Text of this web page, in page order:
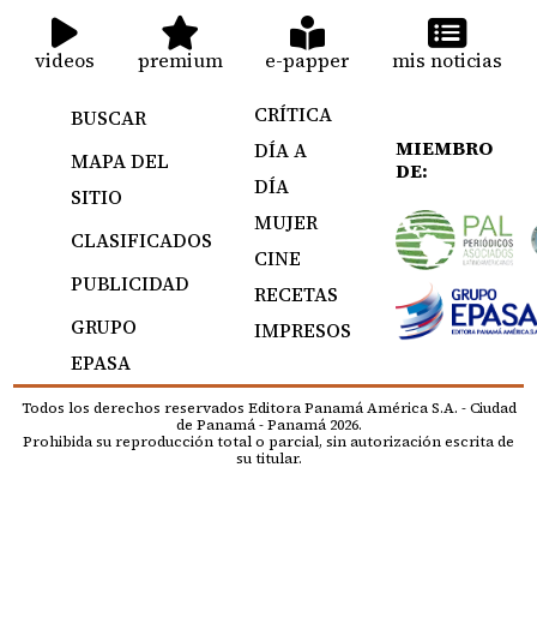
videos premium e-papper mis noticias
BUSCAR
MAPA DEL
SITIO
CLASIFICADOS
PUBLICIDAD
GRUPO
EPASA
CRÍTICA
DÍA A
DÍA
MUJER
CINE
RECETAS
IMPRESOS
MIEMBRO
DE:
Todos los derechos reservados Editora Panamá América S.A. - Ciudad
de Panamá - Panamá 2026.
Prohibida su reproducción total o parcial, sin autorización escrita de
su titular.